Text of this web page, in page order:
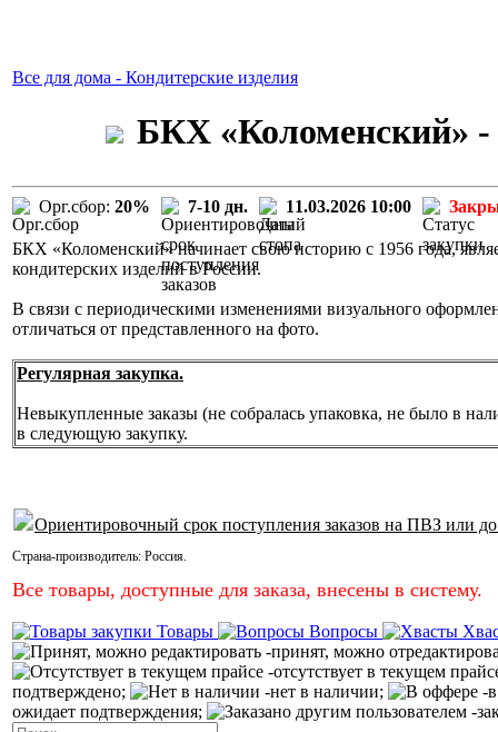
Все для дома - Кондитерские изделия
БКХ «Коломенский»
Орг.сбор: 20% 7-10 дн. 11.03.2026 10:00
БКХ «Коломенский» начинает свою историю с 1956 года,
кондитерских изделий в России.
В связи с периодическими изменениями визуального
отличаться от представленного на фото.
Регулярная закупка.
Невыкупленные заказы (не собралась упаковка, не было в
в следующую закупку.
Ориентировочный срок поступления заказов на ПВЗ или
Страна-производитель: Россия.
Все товары, доступные для заказа, внесены в систему.
Товары Вопросы
-принят, можно
-отсутствует в текущем
подтверждено;
-нет в наличии;
-
ожидает подтверждения;
-